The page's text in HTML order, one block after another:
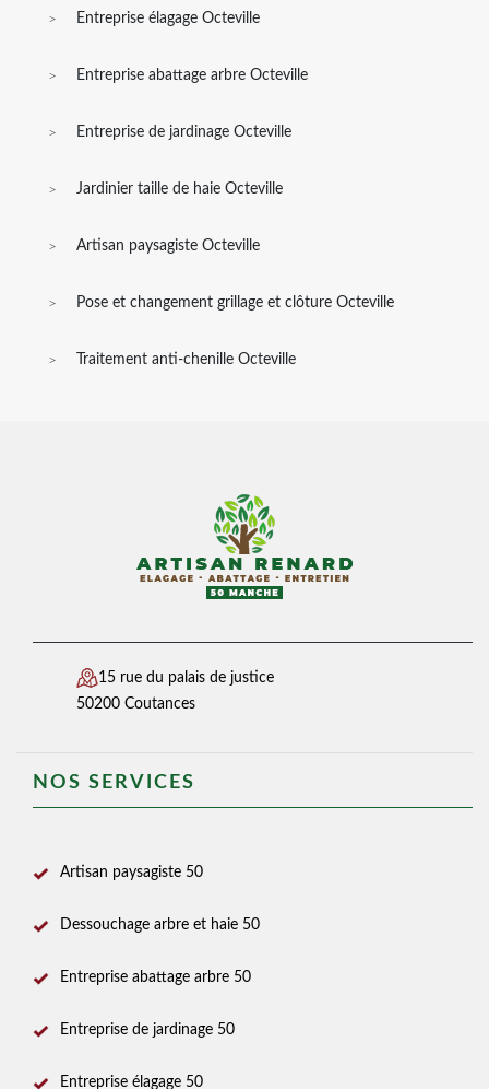
Entreprise élagage Octeville
Entreprise abattage arbre Octeville
Entreprise de jardinage Octeville
Jardinier taille de haie Octeville
Artisan paysagiste Octeville
Pose et changement grillage et clôture Octeville
Traitement anti-chenille Octeville
15 rue du palais de justice
50200 Coutances
NOS SERVICES
Artisan paysagiste 50
Dessouchage arbre et haie 50
Entreprise abattage arbre 50
Entreprise de jardinage 50
Entreprise élagage 50